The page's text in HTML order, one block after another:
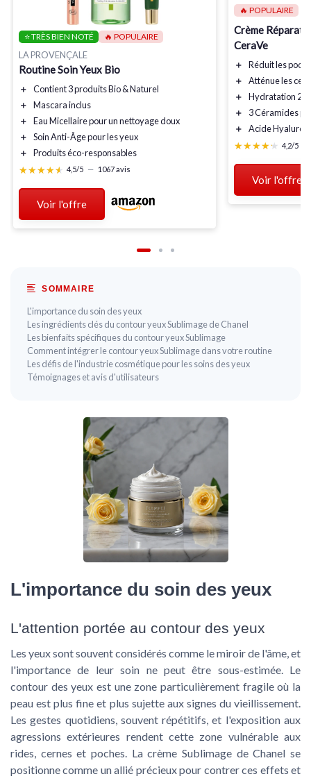
⭐ TRÈS BIEN NOTÉ 🔥 POPULAIRE
LA PROVENÇALE
Routine Soin Yeux Bio
＋ Contient3 produitsBio & Naturel
＋
Mascarainclus
＋
Eau Micellairepour un nettoyage doux
＋
Soin Anti-Âgepour les yeux
＋
Produitséco-responsables
★★★★★
★★★★★ 4,5/5 — 1067 avis
Voir l'offre
🔥 POPULAIRE
Crème
CeraVe
＋ Réduitles
＋
Atténueles
＋
Hydratation 24h
＋
3 Céramides
＋
Acide
★★★★★
★★★★★ 4,2/5
Voir l'offre
SOMMAIRE
L'importance du soin des yeux
Les ingrédients clés du contour yeux Sublimage de Chanel
Les bienfaits spécifiques du contour yeux Sublimage
Comment intégrer le contour yeux Sublimage dans votre routine
Les défis de l'industrie cosmétique pour les soins des yeux
Témoignages et avis d'utilisateurs
L'importance du soin des yeux
L'attention portée au contour des yeux
Les yeux sont souvent considérés comme le miroir de l'âme, et
l'importance de leur soin ne peut être sous-estimée. Le
contour des yeux est une zone particulièrement fragile où la
peau est plus fine et plus sujette aux signes du vieillissement.
Les gestes quotidiens, souvent répétitifs, et l'exposition aux
agressions extérieures rendent cette zone vulnérable aux
rides, cernes et poches. La crème Sublimage de Chanel se
positionne comme un allié précieux pour contrer ces effets et